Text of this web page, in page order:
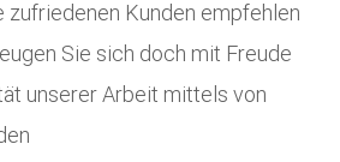
zufriedenen Kunden empfehlen
Sie sich doch mit Freude
unserer Arbeit mittels von